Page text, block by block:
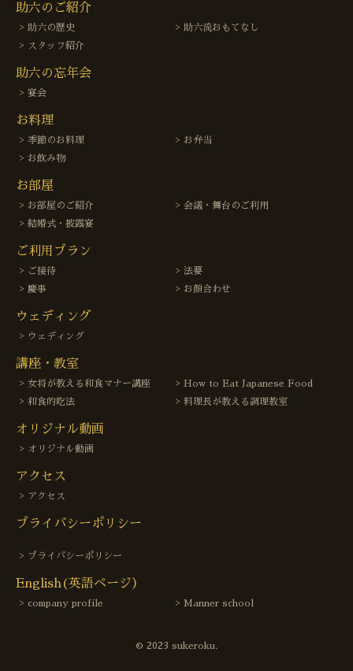
助六のご紹介
助六の歴史
助六流おもてなし
スタッフ紹介
助六の忘年会
宴会
お料理
季節のお料理
お弁当
お飲み物
お部屋
お部屋のご紹介
会議・舞台のご利用
結婚式・披露宴
ご利用プラン
ご接待
法要
慶事
お顔合わせ
ウェディング
ウェディング
講座・教室
女将が教える和食マナー講座
How to Eat Japanese Food
和食的吃法
料理長が教える調理教室
オリジナル動画
オリジナル動画
アクセス
アクセス
プライバシーポリシー
プライバシーポリシー
English(英語ページ）
company profile Manner school
© 2023 sukeroku.